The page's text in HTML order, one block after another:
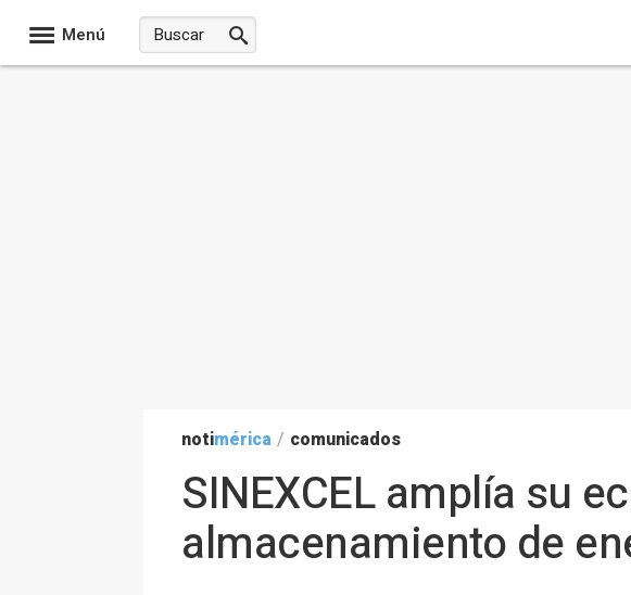
Menú
notimérica / comunicados
SINEXCEL amplía su
almacenamiento de